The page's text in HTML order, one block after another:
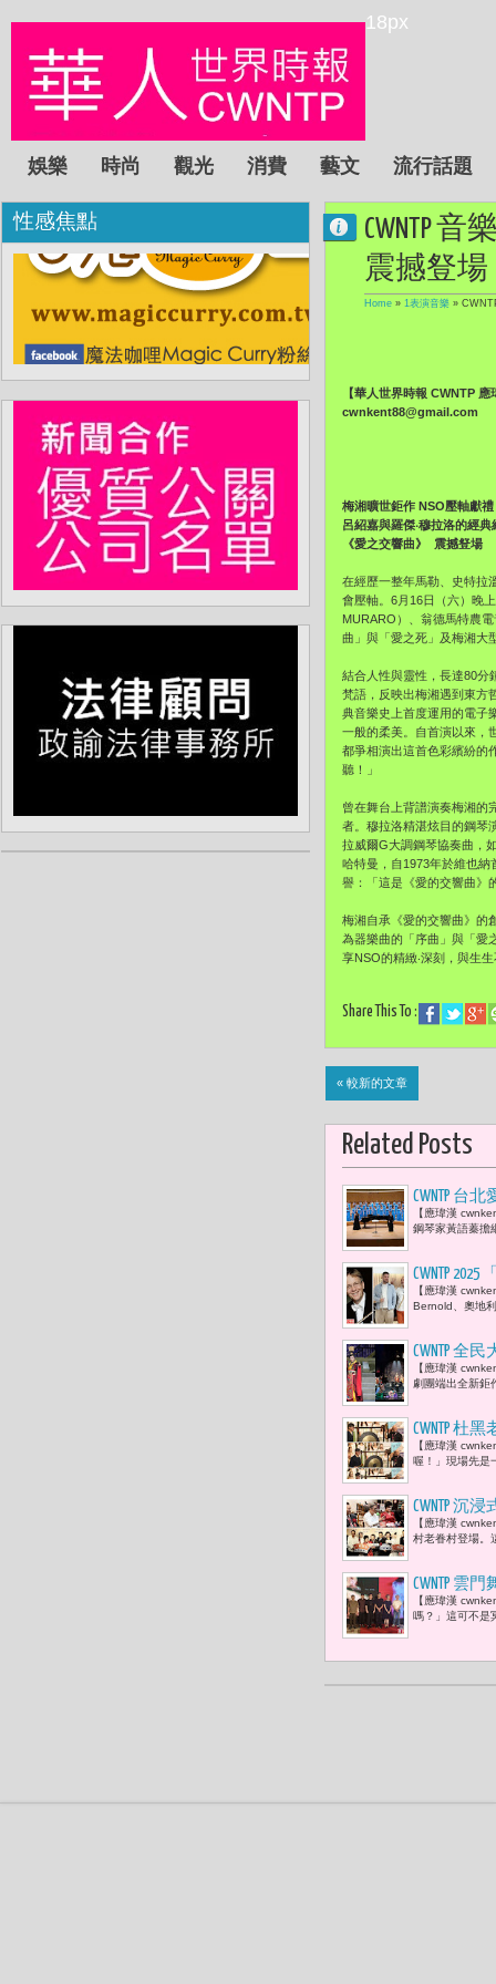
18px
娛樂 時尚 觀光 消費 藝文 流行話題
CWNTP
震撼豋場
Home » 1表演音樂 »
【華人世界時報 CWNTP 應
cwnkent88@gmail.com
梅湘曠世鉅作 NSO壓軸獻禮
呂紹嘉與羅傑‧穆拉洛的經典
《愛之交響曲》 震撼豋場
在經歷一整年馬勒、史特拉
會壓軸。6月16日（六）晚
MURARO）、翁德馬特農
曲」與「愛之死」及梅湘大
結合人性與靈性，長達80分
梵語，反映出梅湘遇到東方
典音樂史上首度運用的電子
一般的柔美。自首演以來，
都爭相演出這首色彩繽紛的
聽！」
曾在舞台上背譜演奏梅湘的
者。穆拉洛精湛炫目的鋼琴
拉威爾G大調鋼琴協奏曲，
哈特曼，自1973年於維也
譽：「這是《愛的交響曲》
梅湘自承《愛的交響曲》的
為器樂曲的「序曲」與「愛
享NSO的精緻‧深刻，與生
Share This To :
« 較新的文章
Related Posts
CWNTP 台
率領 鋼琴
【應瑋漢
鋼琴家黃語蓁擔
CWNTP
Kofler與俄
【應瑋漢
Bernold、奧地
CWNTP 全
檔」
【應瑋漢
劇團端出全新鉅
CWNTP 杜
笑。--
【應瑋漢
喔！」現場先是
CWNTP 沉
父母 一起
【應瑋漢
村老眷村登場。
CWNTP 雲
停止的感
【應瑋漢
嗎？」這可不是
性感焦點